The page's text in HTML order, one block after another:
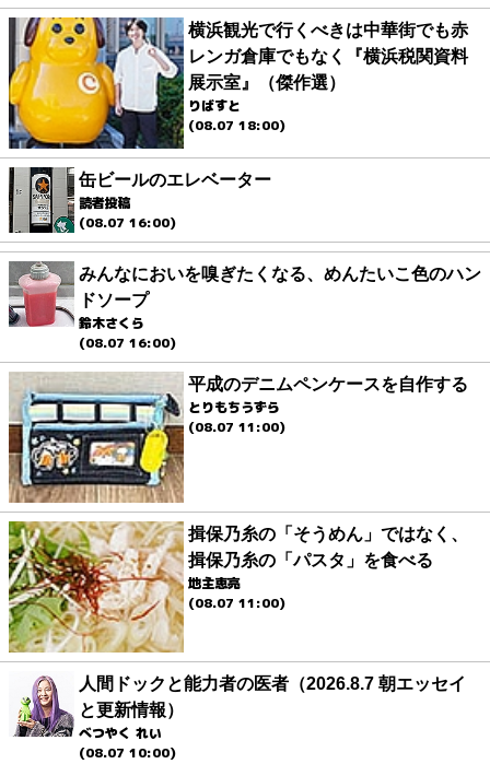
横浜観光で行くべきは中華街でも赤
レンガ倉庫でもなく『横浜税関資料
展示室』（傑作選）
りばすと
(08.07 18:00)
缶ビールのエレベーター
読者投稿
(08.07 16:00)
みんなにおいを嗅ぎたくなる、めんたいこ色のハン
ドソープ
鈴木さくら
(08.07 16:00)
平成のデニムペンケースを自作する
とりもちうずら
(08.07 11:00)
揖保乃糸の「そうめん」ではなく、
揖保乃糸の「パスタ」を食べる
地主恵亮
(08.07 11:00)
人間ドックと能力者の医者（2026.8.7 朝エッセイ
と更新情報）
べつやく れい
(08.07 10:00)